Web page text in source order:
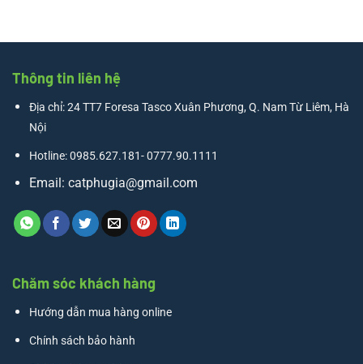
Thông tin liên hệ
Địa chỉ: 24 TT7 Foresa Tasco Xuân Phương, Q. Nam Từ Liêm, Hà
Nội
Hotline: 0985.627.181- 0777.90.1111
Email: catphugia@gmail.com
Chăm sóc khách hàng
Hướng dẫn mua hàng online
Chính sách bảo hành